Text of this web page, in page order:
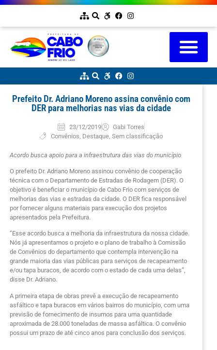
Prefeito Dr. Adriano Moreno assina convênio com
DER para melhorias nas vias da cidade
23/12/2019
Gabi Torres
Convênios Destaque ,Sem classificação
Acordo busca apoio para a infraestrutura das vias do município
O prefeito Dr. Adriano Moreno assinou convênio de cooperação
técnica com o Departamento de Estradas de Rodagem (DER). O
objetivo é beneficiar o município de Cabo Frio com serviços de
melhorias das vias e estradas da cidade. O DER fica responsável
por fornecer alguns materiais para execução dos projetos
apresentados pela Prefeitura.
“Esse acordo busca a melhoria da infraestrutura da nossa cidade.
Nós já apresentamos o projeto e o plano de trabalho à Comissão
de Convênios do departamento que contempla intervenção na
grande maioria das vias públicas para serviços de recapeamento
e/ou tapa buracos, de acordo com o estado de cada uma delas”,
disse Dr. Adriano.
A primeira etapa de obras prevê a execução de recapeamento
asfáltico e tapa buracos em vários bairros do município, com uma
previsão de fornecimento de insumos para uma quantidade
aproximada de 28.000 toneladas de massa asfáltica. O convênio
possui um prazo de até cinco anos para conclusão dos serviços.